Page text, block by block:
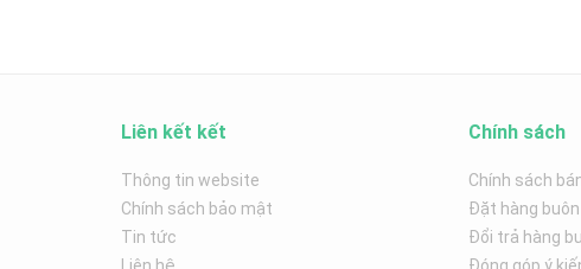
Liên kết kết
Thông tin website
Chính sách bảo mật
Tin tức
Chính sách
Chính sách
Đặt hàng buôn
Đổi trả hàng